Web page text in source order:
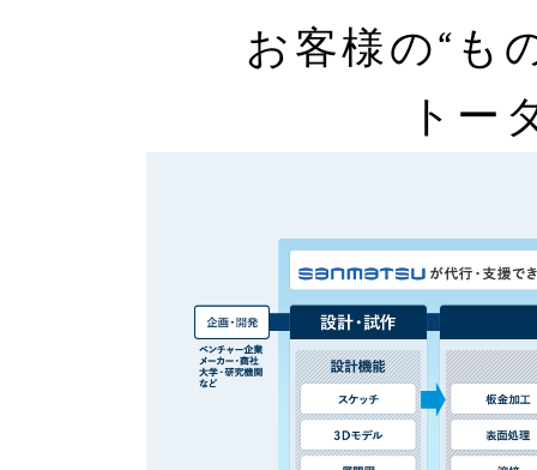
お客様の“も
トー